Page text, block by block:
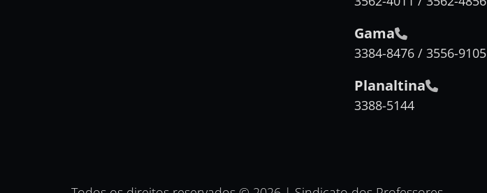
Gama
3384-8476 / 3556-9105
Planaltina
3388-5144